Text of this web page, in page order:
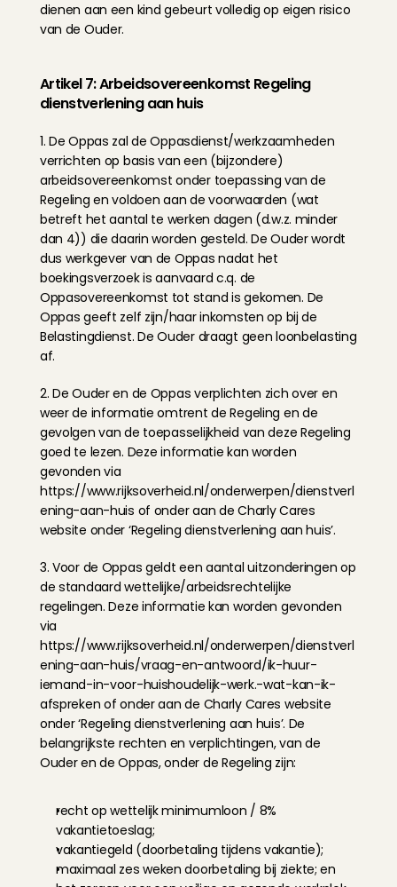
dienen aan een kind gebeurt volledig op eigen risico
van de Ouder.
Artikel 7: Arbeidsovereenkomst Regeling
dienstverlening aan huis
1. De Oppas zal de Oppasdienst/werkzaamheden
verrichten op basis van een (bijzondere)
arbeidsovereenkomst onder toepassing van de
Regeling en voldoen aan de voorwaarden (wat
betreft het aantal te werken dagen (d.w.z. minder
dan 4)) die daarin worden gesteld. De Ouder wordt
dus werkgever van de Oppas nadat het
boekingsverzoek is aanvaard c.q. de
Oppasovereenkomst tot stand is gekomen. De
Oppas geeft zelf zijn/haar inkomsten op bij de
Belastingdienst. De Ouder draagt geen loonbelasting
af.
2. De Ouder en de Oppas verplichten zich over en
weer de informatie omtrent de Regeling en de
gevolgen van de toepasselijkheid van deze Regeling
goed te lezen. Deze informatie kan worden
https://www.rijksoverheid.nl/onderwerpen/dienstverl
ening-aan-huis of onder aan de Charly Cares
website onder ‘Regeling dienstverlening aan huis’.
3. Voor de Oppas geldt een aantal uitzonderingen op
de standaard wettelijke/arbeidsrechtelijke
regelingen. Deze informatie kan worden gevonden
https://www.rijksoverheid.nl/onderwerpen/dienstverl
ening-aan-huis/vraag-en-antwoord/ik-huur-
iemand-in-voor-huishoudelijk-werk.-wat-kan-ik-
afspreken of onder aan de Charly Cares website
onder ‘Regeling dienstverlening aan huis’. De
belangrijkste rechten en verplichtingen, van de
Ouder en de Oppas, onder de Regeling zijn:
recht op wettelijk minimumloon / 8%
vakantietoeslag;
vakantiegeld (doorbetaling tijdens vakantie);
maximaal zes weken doorbetaling bij ziekte; en